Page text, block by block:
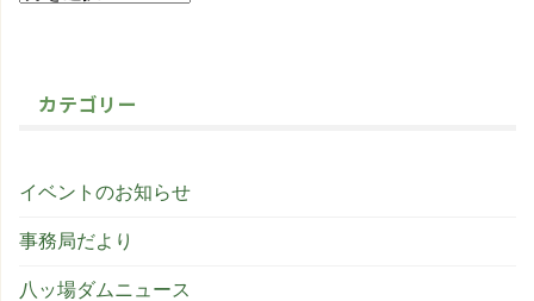
カテゴリー
イベントのお知らせ
事務局だより
八ッ場ダムニュース